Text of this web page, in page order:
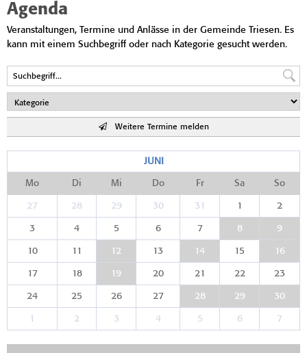
Agenda
Veranstaltungen, Termine und Anlässe in der Gemeinde Triesen. Es
kann mit einem Suchbegriff oder nach Kategorie gesucht werden.
Weitere Termine melden
JUNI
Mo Di Mi Do Fr Sa So
27 28 29 30 31 1 2
3 4 5 6 7 8 9
10 11 12 13 14 15 16
17 18 19 20 21 22 23
24 25 26 27 28 29 30
1 2 3 4 5 6 7